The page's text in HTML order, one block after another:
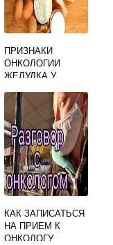
ПРИЗНАКИ
ОНКОЛОГИИ
ЖЕЛУДКА У
КАК ЗАПИСАТЬСЯ
НА ПРИЕМ К
ОНКОЛОГУ